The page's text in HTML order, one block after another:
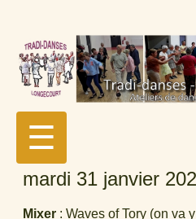
☰
mardi 31 janvier
Mixer: Waves of Tory (on va